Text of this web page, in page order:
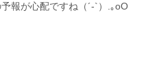
報が心配ですね（´-`）.｡oO